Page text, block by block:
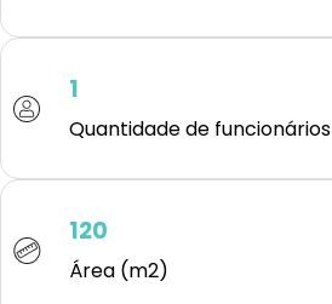
1
Quantidade de funcionários
120
Área (m2)